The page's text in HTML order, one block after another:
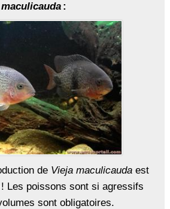
:
de Vieja maculicaudaest
Les poissons sont si agressifs
sont obligatoires.